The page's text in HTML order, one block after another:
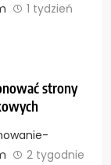
1 tydzień
strony
2 tygodnie